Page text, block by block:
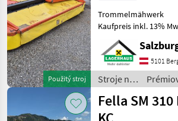
Použitý stroj
Trommelmähwerk
Kaufpreis inkl. 13%
Wir bitten telefonisch
per Mail Ihren Besuch
bekanntzugeben, um
ausreichend Zeit für
Beratung und
einer P
5101
Stroje na
zber
objemových
krmív /
Fella SM 310